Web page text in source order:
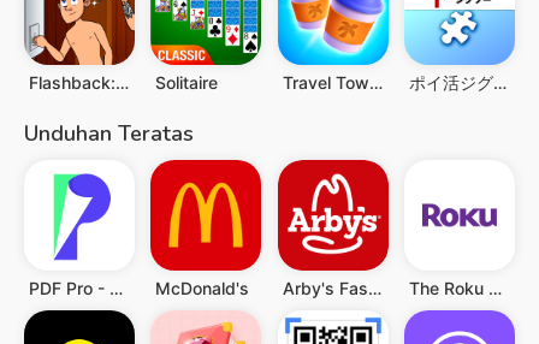
Flashback: Teka-teki Rumit Solitaire Travel Town - Merge Adventure ポイ活ジグソー：ポイントが稼げるパズルゲーム
Unduhan Teratas
PDF Pro - Reader & Maker McDonald's Arby's Fast Food Sandwiches The Roku App (Official)